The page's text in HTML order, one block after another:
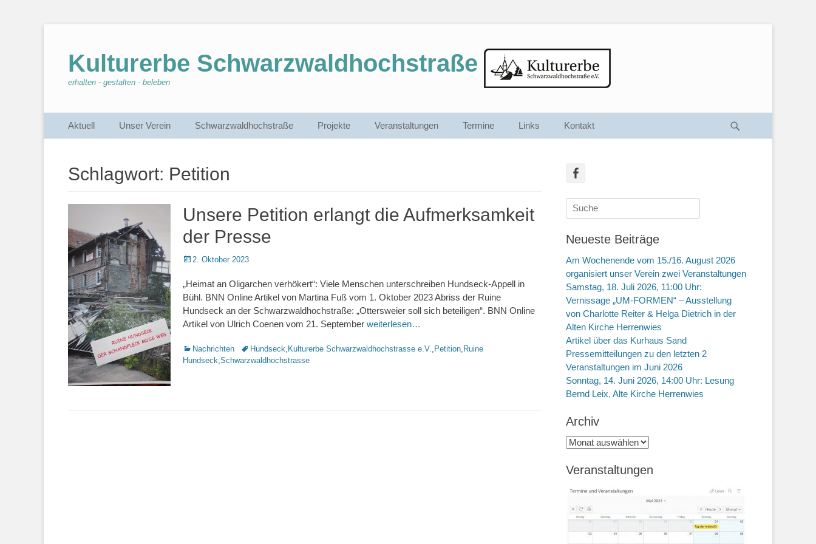
Kulturerbe Schwarzwaldhochstraße
erhalten - gestalten - beleben
Primärmenu
Aktuell Unser Verein Schwarzwaldhochstraße Projekte Veranstaltungen Termine Links Kontakt
Schlagwort: Petition
Unsere Petition erlangt die Aufmerksamkeit
der Presse
Veröffentlicht
2. Oktober 2023
„Heimat an Oligarchen verhökert“: Viele Menschen unterschreiben Hundseck-Appell in
Bühl. BNN Online Artikel von Martina Fuß vom 1. Oktober 2023 Abriss der Ruine
Hundseck an der Schwarzwaldhochstraße: „Ottersweier soll sich beteiligen“. BNN Online
Artikel von Ulrich Coenen vom 21. September weiterlesen…
Kategorien
Nachrichten Schlagworte
Hundseck, Kulturerbe Schwarzwaldhochstrasse e.V., Petition, Ruine
Hundseck,Schwarzwaldhochstrasse
Suche
nach:
Neueste Beiträge
Am Wochenende vom 15./16. August 2026
organisiert unser Verein zwei Veranstaltungen
Samstag, 18. Juli 2026, 11:00 Uhr:
Vernissage „UM-FORMEN“ – Ausstellung
von Charlotte Reiter & Helga Dietrich in der
Alten Kirche Herrenwies
Artikel über das Kurhaus Sand
Pressemitteilungen zu den letzten 2
Veranstaltungen im Juni 2026
Sonntag, 14. Juni 2026, 14:00 Uhr: Lesung
Bernd Leix, Alte Kirche Herrenwies
Archiv
Archiv
Veranstaltungen